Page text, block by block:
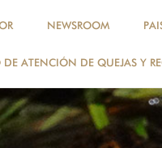
NEWSROOM
ATENCIÓN DE QUEJAS Y